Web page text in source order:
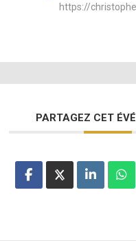
https://
PARTAGEZ CET